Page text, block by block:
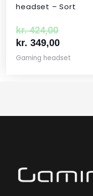
headset – Sort
kr.424,00
kr. 349,00
Gaming headset